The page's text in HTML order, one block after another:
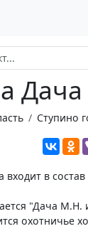
Дача
Ступино
в
"Дача
охотничье